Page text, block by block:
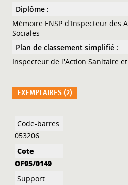
Diplôme :
Mémoire ENSP d'Inspecteur des
Sociales
Plan de classement simplifié :
Inspecteur de l'Action Sanitaire et
EXEMPLAIRES (2)
Liste des exemplaires
053206
OF95/0149